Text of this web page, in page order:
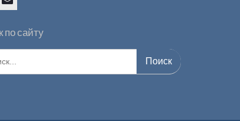
mail
по сайту